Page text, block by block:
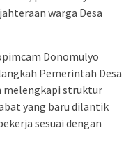
warga Desa
Donomulyo
Pemerintah Desa
melengkapi struktur
yang baru dilantik
sesuai dengan